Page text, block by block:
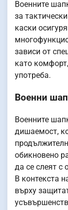
Военните
за
каски
зависи от
като
употреба.
Военни
Военните
дишаемост,
обикновено
да се слеят с
В контекста
върху